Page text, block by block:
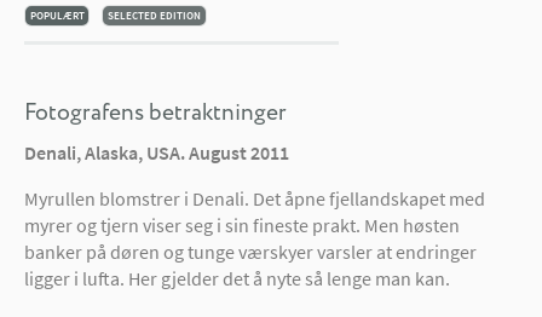
POPULÆRT SELECTED EDITION
Fotografens betraktninger
Denali, Alaska, USA. August 2011
Myrullen blomstrer i Denali. Det åpne fjellandskapet med
myrer og tjern viser seg i sin fineste prakt. Men høsten
banker på døren og tunge værskyer varsler at endringer
ligger i lufta. Her gjelder det å nyte så lenge man kan.